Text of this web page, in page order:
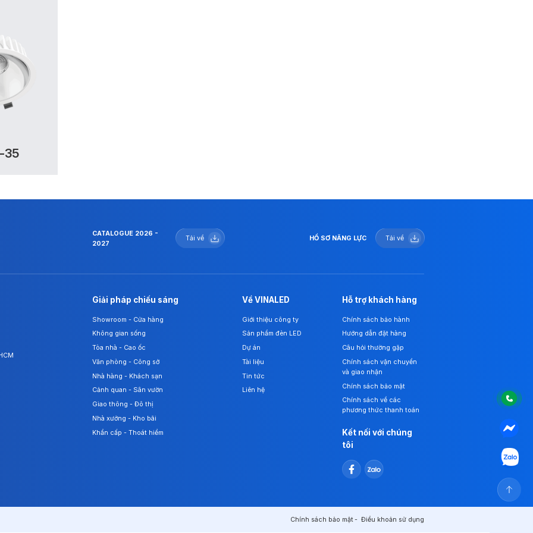
35
CATALOGUE 2026 -
2027
Tải về HỒ SƠ NĂNG LỰC Tải về
Giải pháp chiếu sáng
Showroom - Cửa hàng
Không gian sống
Tòa nhà - Cao ốc
Văn phòng - Công sở
Nhà hàng - Khách sạn
Cảnh quan - Sân vườn
Giao thông - Đô thị
Nhà xưởng - Kho bãi
Khẩn cấp - Thoát hiểm
Về VINALED
Giới thiệu công ty
Sản phẩm đèn LED
Dự án
Tài liệu
Tin tức
Liên hệ
Hỗ trợ khách hàng
Chính sách bảo hành
Hướng dẫn đặt hàng
Câu hỏi thường gặp
Chính sách vận chuyển
và giao nhận
Chính sách bảo mật
Chính sách về các
phương thức thanh toán
Kết nối với chúng
tôi
Chính sách bảo mật Điều khoản sử dụng